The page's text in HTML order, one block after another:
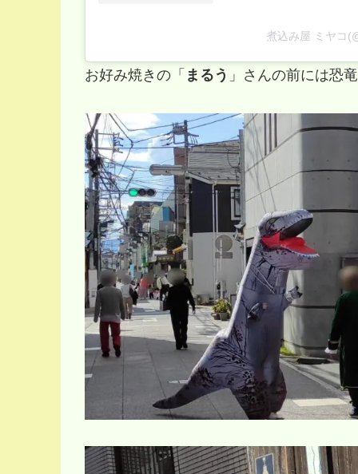
煮込み屋 ミヤコ
お好み焼きの「 まるう 」さんの前には恐